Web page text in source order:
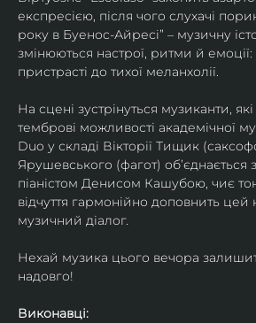
експресією, після чого слухачі
року в Буенос-Айресі” – музичну
змінюються настрої, ритми й емоції:
пристрасті до тихої меланхолії.
На сцені зустрінуться музиканти,
темброві можливості академічної
Duo у складі Вікторії Тищик
Ярушевського (фагот) об’єднається
піаністом Денисом Кашубою, чиє
відчуття гармонійно доповнить
музичний діалог.
Нехай музика цього вечора
надовго!
Виконавці: